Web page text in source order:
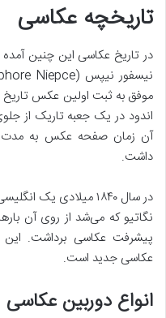
تاریخچه عکاسی
در تاریخ عکاسی این چنین
موفق به ثبت اولین عکس تاریخ
اندود در یک جعبه تاریک از
داشت.
در سال ۱۸۴۰ میلادی
نگاتیو که می‌شد از روی آن
پیشرفت عکاسی برداشت. این
عکاسی جدید است.
انواع دوربین عکاسی